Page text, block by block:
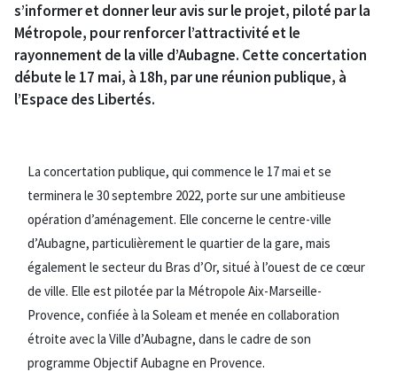
s’informer et donner leur avis sur le projet, piloté par la
Métropole, pour renforcer l’attractivité et le
rayonnement de la ville d’Aubagne. Cette concertation
débute le 17 mai, à 18h, par une réunion publique, à
l’Espace des Libertés.
La concertation publique, qui commence le 17 mai et se
terminera le 30 septembre 2022, porte sur une ambitieuse
opération d’aménagement. Elle concerne le centre-ville
d’Aubagne, particulièrement le quartier de la gare, mais
également le secteur du Bras d’Or, situé à l’ouest de ce cœur
de ville. Elle est pilotée par la Métropole Aix-Marseille-
Provence, confiée à la Soleam et menée en collaboration
étroite avec la Ville d’Aubagne, dans le cadre de son
programme Objectif Aubagne en Provence.